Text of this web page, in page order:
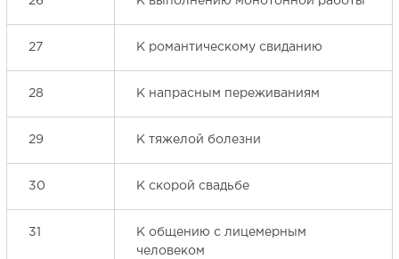
27 К романтическому свиданию
28 К напрасным переживаниям
29 К тяжелой болезни
30 К скорой свадьбе
31
К общению с лицемерным
человеком